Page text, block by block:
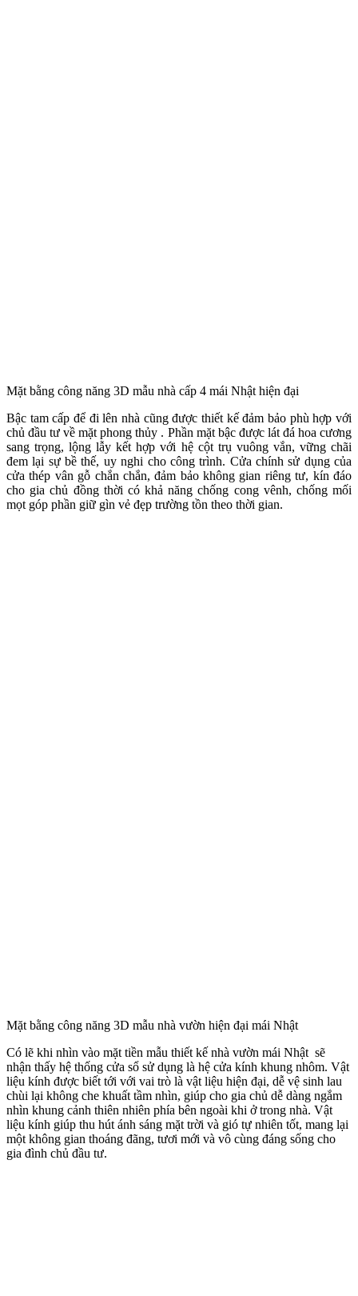
Mặt bằng công năng 3D mẫu nhà cấp 4 mái Nhật hiện đại
Bậc tam cấp để đi lên nhà cũng được thiết kế đảm bảo phù hợp với
chủ đầu tư về mặt phong thủy . Phần mặt bậc được lát đá hoa cương
sang trọng, lộng lẫy kết hợp với hệ cột trụ vuông vắn, vững chãi
đem lại sự bề thế, uy nghi cho công trình. Cửa chính sử dụng của
cửa thép vân gỗ chắn chắn, đảm bảo không gian riêng tư, kín đáo
cho gia chủ đồng thời có khả năng chống cong vênh, chống mối
mọt góp phần giữ gìn vẻ đẹp trường tồn theo thời gian.
Mặt bằng công năng 3D mẫu nhà vườn hiện đại mái Nhật
Có lẽ khi nhìn vào mặt tiền mẫu thiết kế nhà vườn mái Nhật sẽ
nhận thấy hệ thống cửa sổ sử dụng là hệ cửa kính khung nhôm. Vật
liệu kính được biết tới với vai trò là vật liệu hiện đại, dễ vệ sinh lau
chùi lại không che khuất tầm nhìn, giúp cho gia chủ dễ dàng ngắm
nhìn khung cảnh thiên nhiên phía bên ngoài khi ở trong nhà. Vật
liệu kính giúp thu hút ánh sáng mặt trời và gió tự nhiên tốt, mang lại
một không gian thoáng đãng, tươi mới và vô cùng đáng sống cho
gia đình chủ đầu tư.